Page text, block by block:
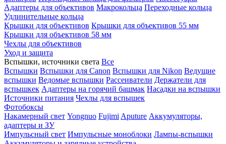
Адаптеры для объективов Макрокольца Переходные кольца
Удлинительные кольца
Крышки для объективов Крышки для объективов 55 мм
Крышки для объективов 58 мм
Чехлы для объективов
Уход и защита
Вспышки, источники света Все
Вспышки Вспышки для Canon Вспышки для Nikon Ведущие
вспышки Ведомые вспышки Рассеиватели Держатели для
вспышкек Адаптеры на горячий башмак Насадки на вспышки
Источники питания Чехлы для вспышек
Фотобоксы
Накамерный свет Yongnuo Fujimi Aputure Аккумуляторы,
адаптеры и ЗУ
Импульсный свет Импульсные моноблоки Лампы-вспышки